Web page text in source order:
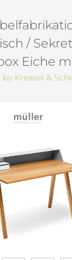
/
Eiche
Kressel &